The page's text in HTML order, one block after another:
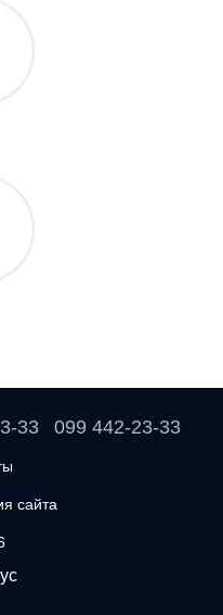
33 099 442-23-33
сайта